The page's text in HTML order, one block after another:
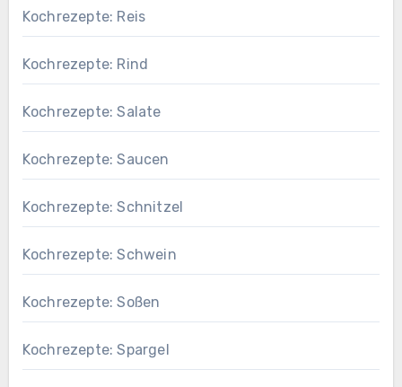
Kochrezepte: Reis
Kochrezepte: Rind
Kochrezepte: Salate
Kochrezepte: Saucen
Kochrezepte: Schnitzel
Kochrezepte: Schwein
Kochrezepte: Soßen
Kochrezepte: Spargel